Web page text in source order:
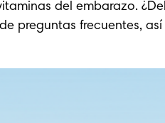
del embarazo.
preguntas frecuentes,